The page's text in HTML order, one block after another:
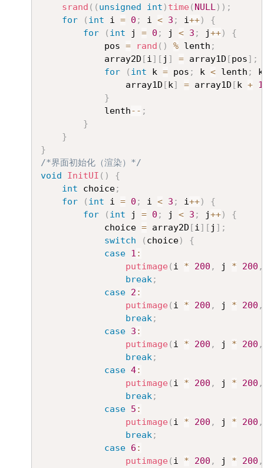
srand ( ( unsigned int ) time( NULL) ) ;
for
( int i = 0 ; i < 3 ; i++)
{
for
( int j = 0 ; j < 3 ; j++)
{
			pos
= rand ( ) % lenth ;
			array2D
[i] [ j ] = array1D [pos] ;
for
( int k = pos ; k < lenth ; k
				array1D
[k] = array1D [k + 1
}
			lenth
-- ;
}
}
}
/*界面初始化（渲染）*/
void
InitUI ( )
{
int choice;
for
( int i = 0 ; i < 3 ; i++)
{
for
( int j = 0 ; j < 3 ; j++)
{
			choice
= array2D [i] [ j ] ;
switch
( choice)
{
case 1 :
putimage( i * 200 , j * 200 ,
break;
case 2 :
putimage( i * 200 , j * 200 ,
break;
case 3 :
putimage( i * 200 , j * 200 ,
break;
case 4:
putimage( i * 200 , j * 200 ,
break;
case 5 :
putimage( i * 200 , j * 200 ,
break;
case 6 :
putimage( i * 200 , j * 200 ,